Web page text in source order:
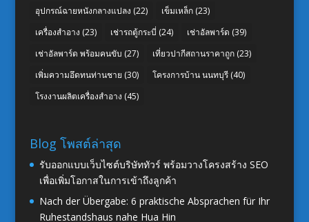
อุปกรณ์ฉายหนังกลางแปลง (22) เข็มเหล็ก(23)
เครื่องสำอาง (23) เช่ารถตู้กระบี่ (24) เช่าอัลพาร์ด (39)
เช่าอัลพาร์ด พร้อมคนขับ (27) เที่ยวปากีสถานราคาถูก(23)
เพิ่มความอึดทนท่านชาย (30) โครงการบ้าน นนทบุรี(40)
โรงงานผลิตเครื่องสำอาง (45)
Blog โพสต์ล่าสุด
รับออกแบบเว็บไซต์บริษัททัวร์ พร้อมวางโครงสร้าง SEO
เพื่อเพิ่มโอกาสในการเข้าถึงลูกค้า
Nach der Übergabe: 6 praktische Absprachen für Ihr
Ruhestandshaus nahe Hua Hin